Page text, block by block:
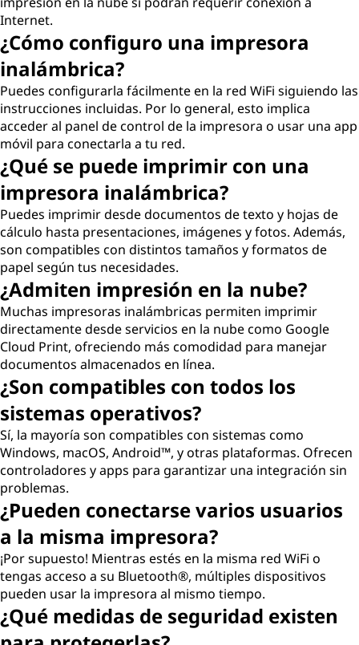
Internet.
¿Cómo configuro una impresora
inalámbrica?
Puedes configurarla fácilmente en la red WiFi siguiendo las
instrucciones incluidas. Por lo general, esto implica
acceder al panel de control de la impresora o usar una app
móvil para conectarla a tu red.
¿Qué se puede imprimir con una
impresora inalámbrica?
Puedes imprimir desde documentos de texto y hojas de
cálculo hasta presentaciones, imágenes y fotos. Además,
son compatibles con distintos tamaños y formatos de
papel según tus necesidades.
¿Admiten impresión en la nube?
Muchas impresoras inalámbricas permiten imprimir
directamente desde servicios en la nube como Google
Cloud Print, ofreciendo más comodidad para manejar
documentos almacenados en línea.
¿Son compatibles con todos los
sistemas operativos?
Sí, la mayoría son compatibles con sistemas como
Windows, macOS, Android™, y otras plataformas. Ofrecen
controladores y apps para garantizar una integración sin
problemas.
¿Pueden conectarse varios usuarios
a la misma impresora?
¡Por supuesto! Mientras estés en la misma red WiFi o
tengas acceso a su Bluetooth®, múltiples dispositivos
pueden usar la impresora al mismo tiempo.
¿Qué medidas de seguridad existen